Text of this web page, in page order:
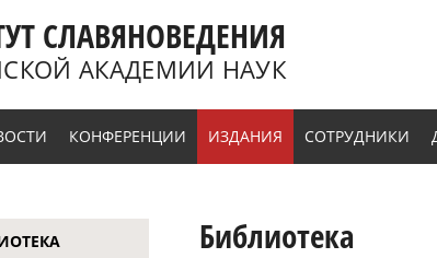
СЛАВЯНОВЕДЕНИЯ
АКАДЕМИИ НАУК
КОНФЕРЕНЦИИ ИЗДАНИЯ СОТРУДНИКИ
Библиотека